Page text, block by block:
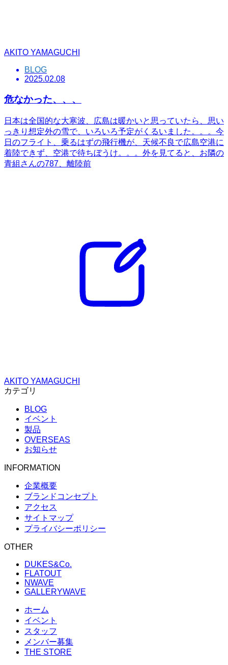
AKITO YAMAGUCHI
BLOG
2025.02.08
危なかった、、、
日本は全国的な大寒波、広島は暖かいと思っていたら、思い
っきり想定外の雪で、いろいろ予定がくるいました。。。今
日のフライト、乗るはずの飛行機が、天候不良で広島空港に
着陸できず、空港で待ちぼうけ。。。外を見てると、お隣の
青組さんの787、離陸前
AKITO YAMAGUCHI
カテゴリ
BLOG
イベント
製品
OVERSEAS
お知らせ
INFORMATION
企業概要
ブランドコンセプト
アクセス
サイトマップ
プライバシーポリシー
OTHER
DUKES&Co.
FLATOUT
NWAVE
GALLERYWAVE
ホーム
イベント
スタッフ
メンバー募集
THE STORE